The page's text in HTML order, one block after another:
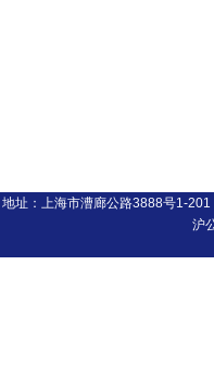
地址：上海市漕廊公路3888号1-
沪